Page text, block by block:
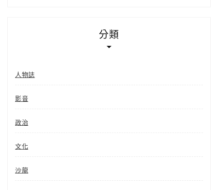
分類
人物誌
影音
政治
文化
沙龍